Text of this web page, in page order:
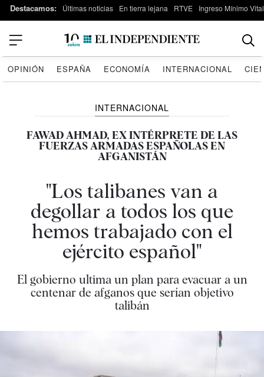
Destacamos: Últimas noticias En tierra lejana RTVE Ingreso Mínimo Vital
OPINIÓN ESPAÑA ECONOMÍA INTERNACIONAL
INTERNACIONAL
FAWAD AHMAD, EX INTÉRPRETE DE LAS
FUERZAS ARMADAS ESPAÑOLAS EN
AFGANISTÁN
"Los talibanes van a
degollar a todos los que
hemos trabajado con el
ejército español"
El gobierno ultima un plan para evacuar a un
centenar de afganos que serían objetivo
talibán